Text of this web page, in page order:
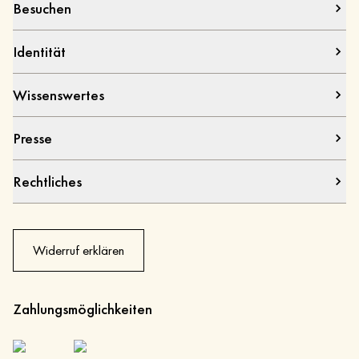
Besuchen
Identität
Wissenswertes
Presse
Rechtliches
Widerruf erklären
Zahlungsmöglichkeiten